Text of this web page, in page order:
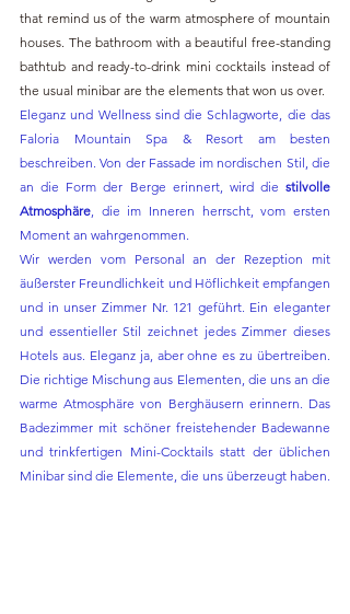
that remind us of the warm atmosphere of mountain
houses. The bathroom with a beautiful free-standing
bathtub and ready-to-drink mini cocktails instead of
the usual minibar are the elements that won us over.
Eleganz und Wellness sind die Schlagworte, die das
Faloria Mountain Spa & Resort am besten
beschreiben. Von der Fassade im nordischen Stil, die
an die Form der Berge erinnert, wird die stilvolle
Atmosphäre , die im Inneren herrscht, vom ersten
Moment an wahrgenommen.
Wir werden vom Personal an der Rezeption mit
äußerster Freundlichkeit und Höflichkeit empfangen
und in unser Zimmer Nr. 121 geführt. Ein eleganter
und essentieller Stil zeichnet jedes Zimmer dieses
Hotels aus. Eleganz ja, aber ohne es zu übertreiben.
Die richtige Mischung aus Elementen, die uns an die
warme Atmosphäre von Berghäusern erinnern. Das
Badezimmer mit schöner freistehender Badewanne
und trinkfertigen Mini-Cocktails statt der üblichen
Minibar sind die Elemente, die uns überzeugt haben.